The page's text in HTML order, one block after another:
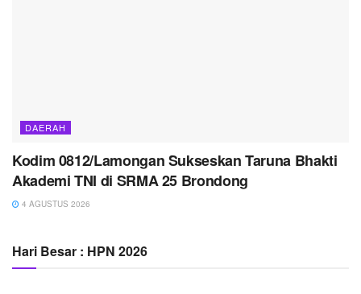
DAERAH
Kodim 0812/Lamongan Sukseskan Taruna Bhakti
Akademi TNI di SRMA 25 Brondong
4 AGUSTUS 2026
Hari Besar : HPN 2026